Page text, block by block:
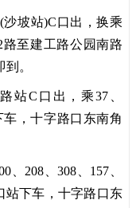
坡站)C口出，换乘
路至建工路公园南路
。
C口出，乘37、
，十字路口东南角
208、308、157、
站下车，十字路口东